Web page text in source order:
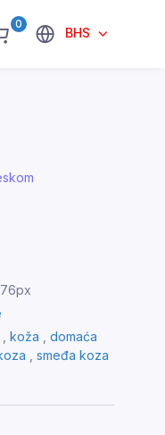
0
BHS
, koža , domaća
, smeđa koza